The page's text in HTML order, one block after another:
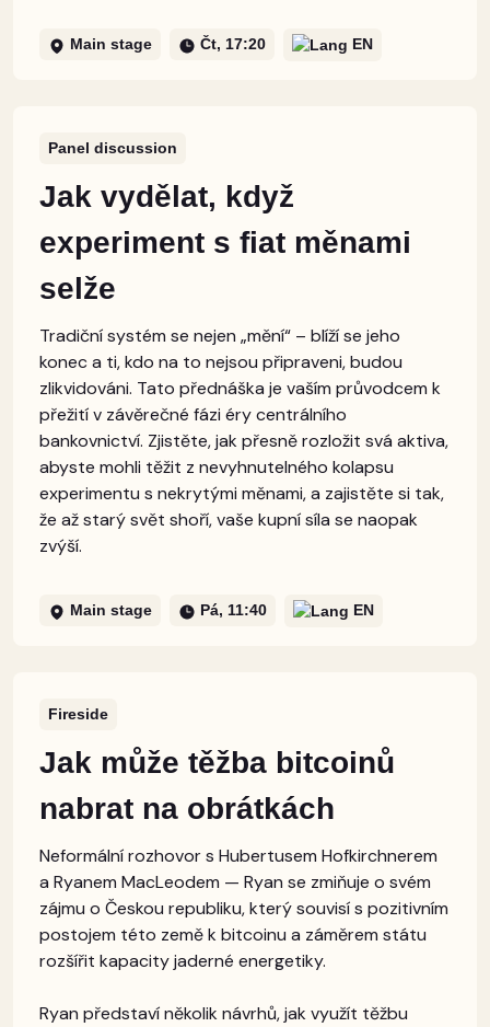
Main stage Čt, 17:20 EN
Panel discussion
Jak vydělat, když
experiment s fiat měnami
selže
Tradiční systém se nejen „mění“ – blíží se jeho
konec a ti, kdo na to nejsou připraveni, budou
zlikvidováni. Tato přednáška je vaším průvodcem k
přežití v závěrečné fázi éry centrálního
bankovnictví. Zjistěte, jak přesně rozložit svá aktiva,
abyste mohli těžit z nevyhnutelného kolapsu
experimentu s nekrytými měnami, a zajistěte si tak,
že až starý svět shoří, vaše kupní síla se naopak
zvýší.
Main stage Pá, 11:40 EN
Fireside
Jak může těžba bitcoinů
nabrat na obrátkách
Neformální rozhovor s Hubertusem Hofkirchnerem
a Ryanem MacLeodem — Ryan se zmiňuje o svém
zájmu o Českou republiku, který souvisí s pozitivním
postojem této země k bitcoinu a záměrem státu
rozšířit kapacity jaderné energetiky.
Ryan představí několik návrhů, jak využít těžbu